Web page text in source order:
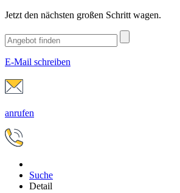
Jetzt den nächsten großen Schritt wagen.
E-Mail schreiben
anrufen
Suche
Detail